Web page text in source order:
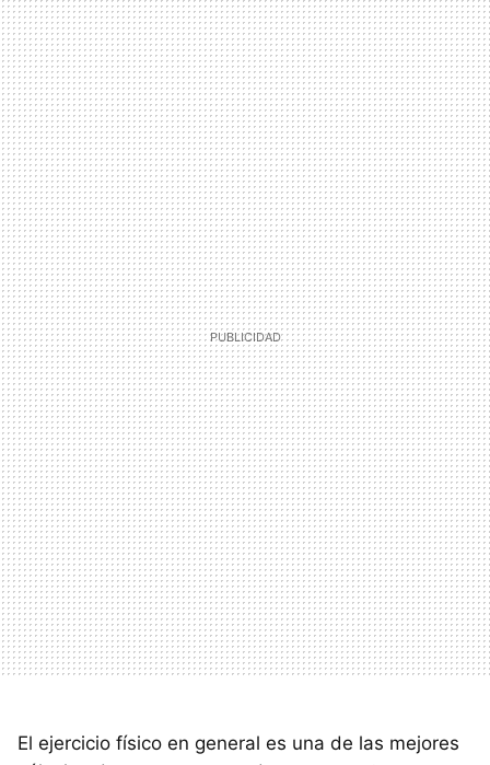
El ejercicio físico en general es una de las mejores